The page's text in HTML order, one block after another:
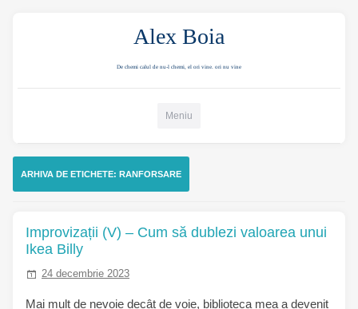
Alex Boia
De chemi calul de nu-l chemi, el ori vine. ori nu vine
Meniu
ARHIVA DE ETICHETE: RANFORSARE
Improvizații (V) – Cum să dublezi valoarea unui
Ikea Billy
24 decembrie 2023
Mai mult de nevoie decât de voie, biblioteca mea a devenit